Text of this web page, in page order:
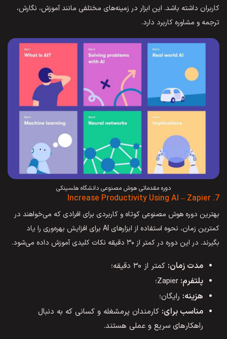
کاربران داشته باشد. این ابزار در زمینه‌های مختلفی مانند آموزش، نگارش،
ترجمه و مشاوره کاربرد دارد.
دوره مقدماتی هوش مصنوعی دانشگاه هلسینکی
7. Increase Productivity Using AI – Zapier
بهترین دوره هوش مصنوعی کوتاه و کاربردی برای افرادی که می‌خواهند در
کمترین زمان، نحوه استفاده از ابزارهای AI برای افزایش بهره‌وری را یاد
بگیرند. در این دوره در کمتر از ۳۰ دقیقه نکات کلیدی آموزش داده می‌شود.
مدت زمان: کمتر از ۳۰ دقیقه؛
پلتفرم: Zapier؛
هزینه: رایگان؛
مناسب برای: کارمندان پرمشغله و کسانی که به دنبال
راهکارهای سریع و عملی هستند.